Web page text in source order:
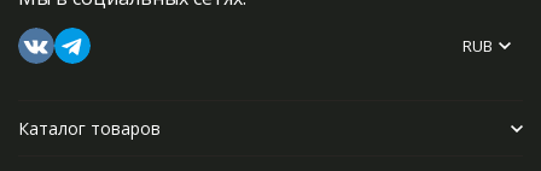
RUB
Каталог товаров